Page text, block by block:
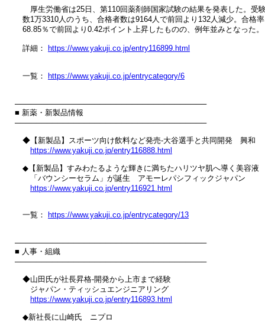
厚生労働省は25日、第110回薬剤師国家試験の結果を発表した。受
数1万3310人のうち、合格者数は9164人で前回より132人減少。合格
68.85％で前回より0.42ポイント上昇したものの、例年並みとなった。
詳細： https://www.yakuji.co.jp/entry116899.html
一覧： https://www.yakuji.co.jp/entrycategory/6
────────────────────────────────────
■ 新薬・新製品情報
────────────────────────────────────
◆【新製品】スポーツ向け飲料など発売‐大谷選手と共同開発　興和
https://www.yakuji.co.jp/entry116888.html
◆【新製品】すみわたるような輝きに満ちたハリツヤ肌へ導く美容液
「バウンシーセラム」が誕生　アモーレパシフィックジャパン
https://www.yakuji.co.jp/entry116921.html
一覧： https://www.yakuji.co.jp/entrycategory/13
────────────────────────────────────
■ 人事・組織
────────────────────────────────────
◆山田氏が社長昇格‐開発から上市まで経験
ジャパン・ティッシュエンジニアリング
https://www.yakuji.co.jp/entry116893.html
◆新社長に山崎氏　ニプロ